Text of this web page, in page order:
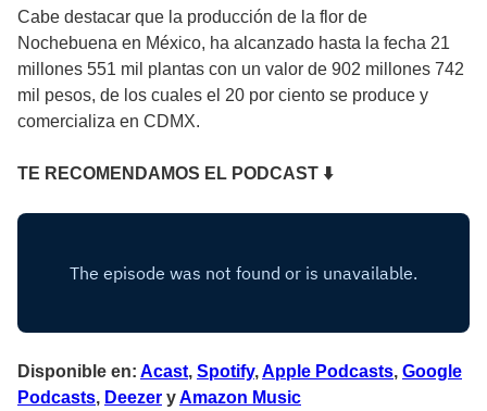
Cabe destacar que la producción de la flor de
Nochebuena en México, ha alcanzado hasta la fecha 21
millones 551 mil plantas con un valor de 902 millones 742
mil pesos, de los cuales el 20 por ciento se produce y
comercializa en CDMX.
TE RECOMENDAMOS EL PODCAST ⬇
Disponible en: Acast, Spotify,Apple Podcasts, Google
Podcasts, Deezer yAmazon Music